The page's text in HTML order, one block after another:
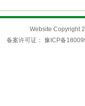
Website Copyright
备案许可证： 豫ICP备